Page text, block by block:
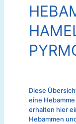
Diese
eine
erhalten hier
Hebammen